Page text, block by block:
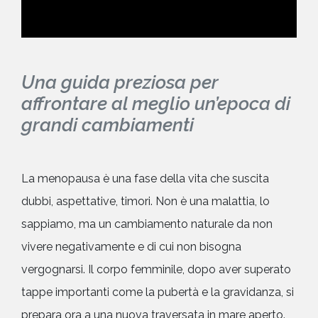
Una guida preziosa per
affrontare al meglio un’epoca di
grandi cambiamenti
La menopausa è una fase della vita che suscita
dubbi, aspettative, timori. Non è una malattia, lo
sappiamo, ma un cambiamento naturale da non
vivere negativamente e di cui non bisogna
vergognarsi. Il corpo femminile, dopo aver superato
tappe importanti come la pubertà e la gravidanza, si
prepara ora a una nuova traversata in mare aperto.